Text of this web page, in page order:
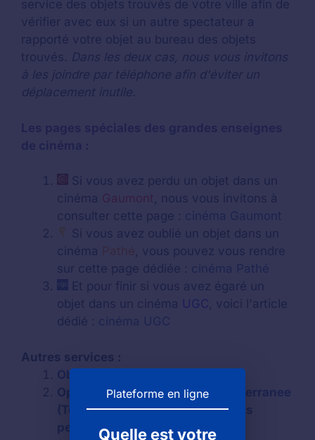
service des objets trouvés de votre ville afin de
vérifier avec eux si un autre spectateur a
rapporté votre objet au bureau des objets
trouvés. Dans les deux cas, nous vous invitons
à les joindre par téléphone afin d'éviter un
déplacement inutile.
Si vous avez perdu un objet dans un
cinéma Gaumont, nous vous invitons à
consulter cette page : cinéma Gaumont
Si vous avez oublié un objet dans un
cinéma Pathé, vous pouvez vous rendre
sur cette page dédiée : cinéma Pathé
Et pour finir si vous avez égaré un
objet dans un cinéma UGC, voici l'article
dédié : cinéma UGC
Autres services :
Objets trouvés à Paris
Opera de toulon provence mediterranee
(Toulon) : objets trouvés et objets
perdus
Plateforme en ligne
Quelle est votre